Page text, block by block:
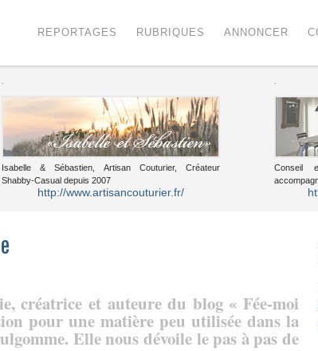
REPORTAGES RUBRIQUES ANNONCER
Isabelle & Sébastien, Artisan Couturier, Créateur
Shabby-Casual depuis 2007
http://www.artisancouturier.fr/
Conseil
créatrice et auteure du blog « Fée-moi
pour une matière peu utilisée dans la
Elle nous dévoile le pas à pas de